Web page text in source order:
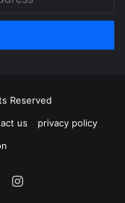
Reserved
us
privacy policy
Instagram